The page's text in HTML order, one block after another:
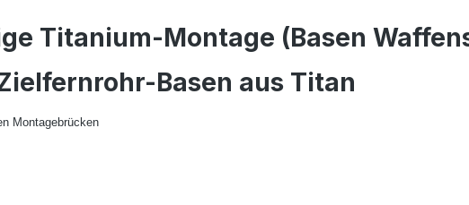
Titanium-Montage (Basen
Basen aus Titan
Montagebrücken